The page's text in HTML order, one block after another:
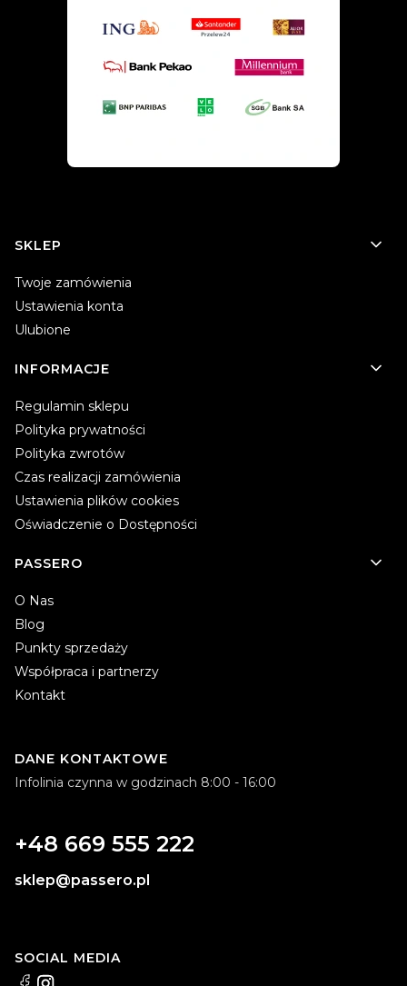
Linki w stopce
SKLEP
Twoje zamówienia
Ustawienia konta
Ulubione
INFORMACJE
Regulamin sklepu
Polityka prywatności
Polityka zwrotów
Czas realizacji zamówienia
Ustawienia plików cookies
Oświadczenie o Dostępności
PASSERO
O Nas
Blog
Punkty sprzedaży
Współpraca i partnerzy
Kontakt
DANE KONTAKTOWE
Infolinia czynna w godzinach 8:00 - 16:00
+48 669 555 222
sklep@passero.pl
SOCIAL MEDIA